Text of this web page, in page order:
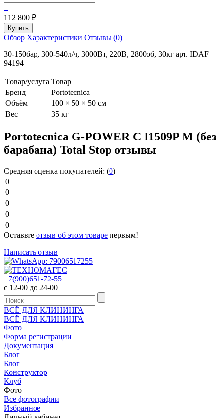
+
112 800 ₽
Обзор Характеристики Отзывы (0)
30-150бар, 300-540л/ч, 3000Вт, 220В, 2800об, 30кг арт. IDAF
94194
Товар/услуга Товар
Бренд
Portotecnica
Объём
100 × 50 × 50 см
Вес
35 кг
Portotecnica G-POWER C I1509P M (без
барабана) Total Stop отзывы
Средняя оценка покупателей: (0)
0
0
0
0
0
Оставьте отзыв об этом товаре первым!
Написать отзыв
+7(900)651-72-55
с 12-00 до 24-00
ВСЁ ДЛЯ КЛИНИНГА
ВСЁ ДЛЯ КЛИНИНГА
Фото
Форма регистрации
Документация
Блог
Блог
Конструктор
Клуб
Фото
Все фотографии
Избранное